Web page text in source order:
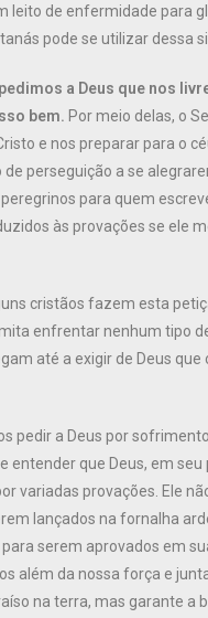
leito de enfermidade para
pode se utilizar dessa
a Deus que nos
bem. Por meio delas, o
e nos preparar para o
perseguição a se
para quem
às provações se ele
cristãos fazem esta
enfrentar nenhum tipo
até a exigir de Deus
pedir a Deus por
entender que Deus, em
variadas provações. Ele
lançados na fornalha
serem aprovados em
além da nossa força e
na terra, mas garante a